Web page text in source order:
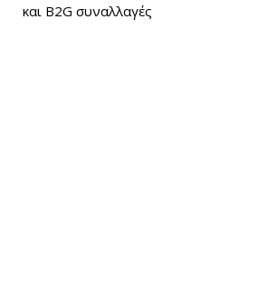
και B2G συναλλαγές